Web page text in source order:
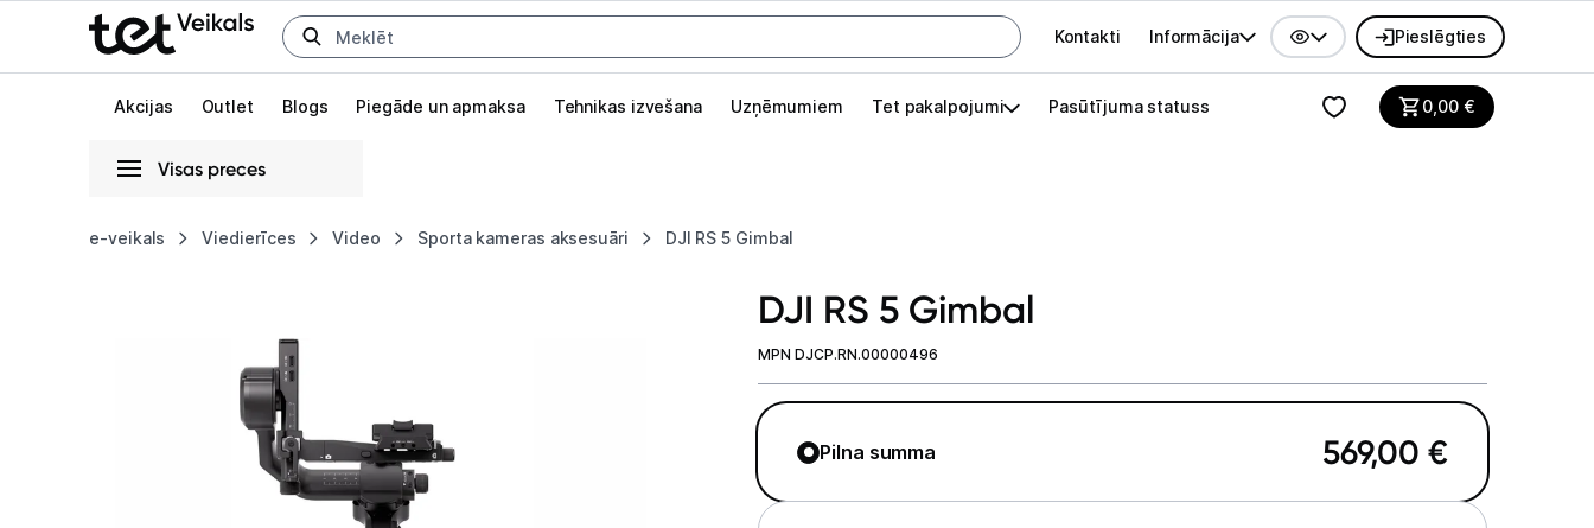
Uz kategorijam Uz galveno saturu
Galvenes izvēlne
Kontakti Informācija Pieslēgties
Akcijas Outlet Blogs Piegāde un apmaksa Tehnikas izvešana Uzņēmumiem Tet pakalpojumi Pasūtījuma statuss 0,00€
Visas preces
e-veikals Viedierīces Video Sporta kameras aksesuāri DJI RS 5 Gimbal
Pieslēgties
Globāls iestatījums animāciju aktivizēšanai vai deaktivizēšanai visā lapā.
DJI RS 5 Gimbal
MPN DJCP.RN.00000496
Pilna summa 569,00 €